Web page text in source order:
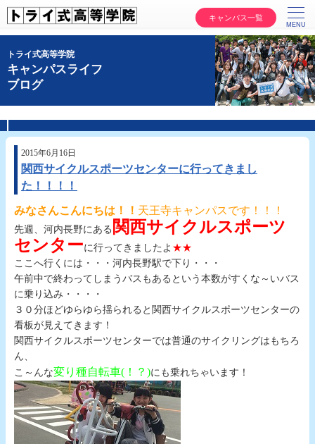
キャンパス一覧
トライ式高等学院
キャンパスライフ
ブログ
2015年6月16日
関西サイクルスポーツセンターに行ってきまし
た！！！！
みなさんこんにちは！！ 天王寺キャンパスです！！！
先週、河内長野にある 関西サイクルスポーツ
センターに行ってきましたよ ★★
ここへ行くには・・・河内長野駅で下り・・・
午前中で終わってしまうバスもあるという本数がすくな～いバス
に乗り込み・・・・
３０分ほどゆらゆら揺られると関西サイクルスポーツセンターの
看板が見えてきます！
関西サイクルスポーツセンターでは普通のサイクリングはもちろ
ん、
こ～んな変り種自転車(！？)にも乗れちゃいます！